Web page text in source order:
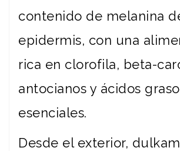
contenido de melanina
epidermis, con una
rica en clorofila, beta-
antocianos y ácidos
esenciales.
Desde el exterior,